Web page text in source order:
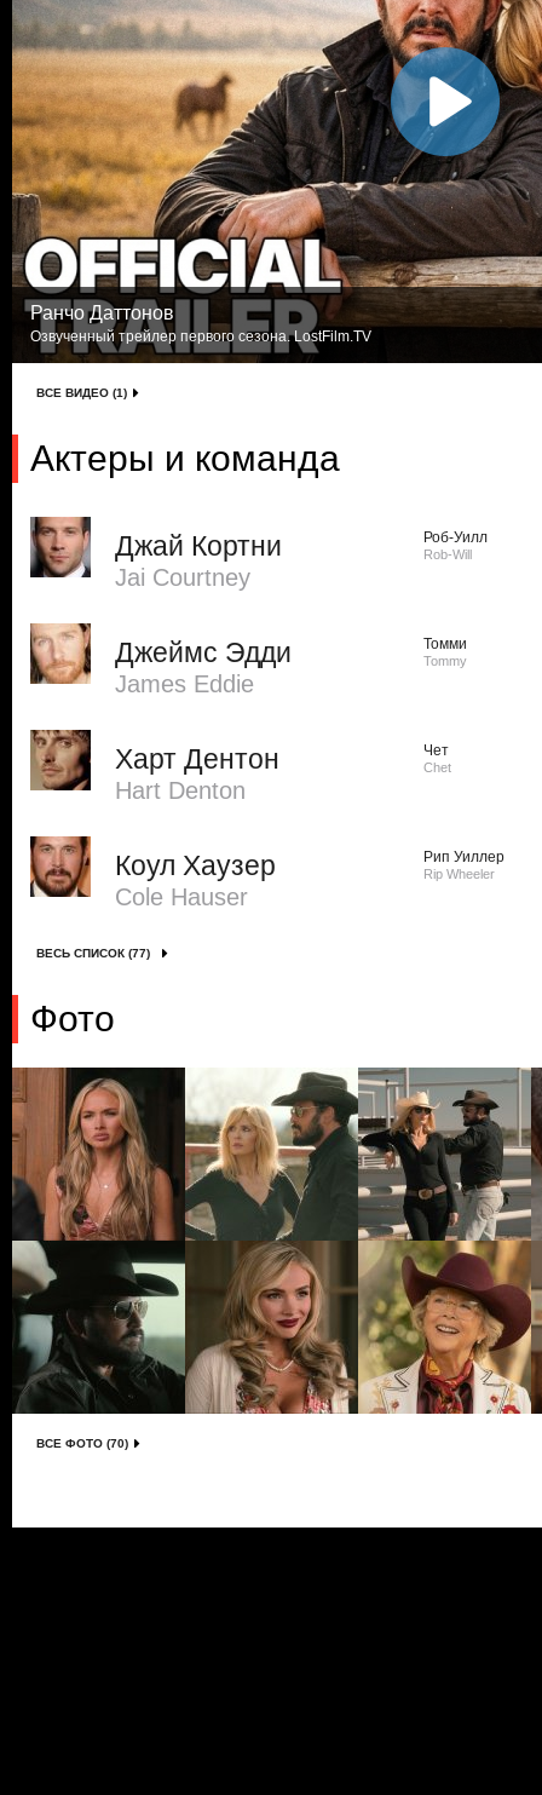
Ранчо Даттонов
Озвученный трейлер первого сезона. LostFilm.TV
ВСЕ ВИДЕО (1)
Актеры и команда
Джай Кортни
Jai Courtney
Роб-Уилл
Rob-Will
Джеймс Эдди
James Eddie
Томми
Tommy
Харт Дентон
Hart Denton
Чет
Chet
Коул Хаузер
Cole Hauser
Рип Уиллер
Rip Wheeler
ВЕСЬ СПИСОК (77)
Фото
ВСЕ ФОТО (70)